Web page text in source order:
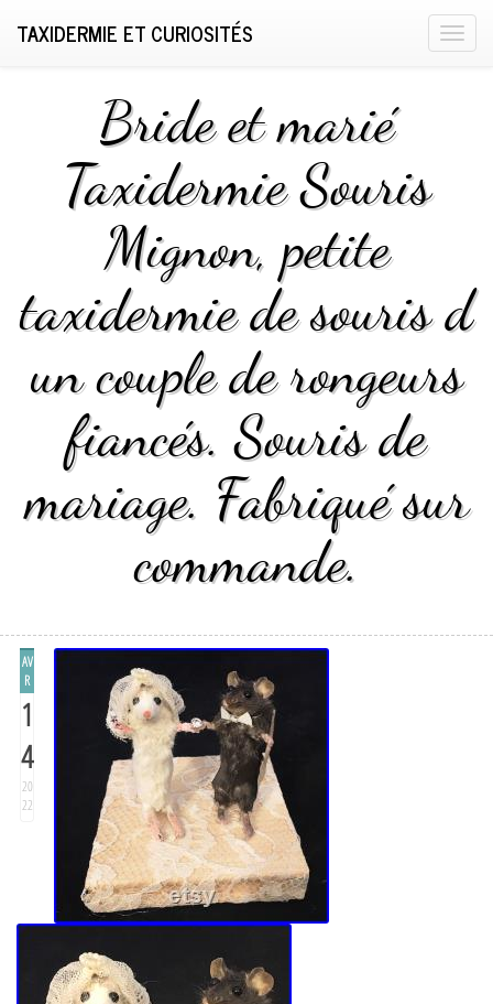
T
g
a
t
i
TAXIDERMIE ET CURIOSITÉS
Bride et marié
Taxidermie Souris
Mignon, petite
taxidermie de souris d
un couple de rongeurs
fiancés. Souris de
mariage. Fabriqué sur
commande.
AV
R
1
4
20
22